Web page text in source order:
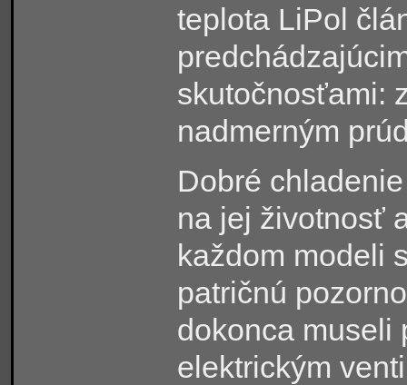
teplota LiPol
skutočnosťami:
nadmerným
Dobré
na jej životnosť
každom modeli
patričnú
dokonca
elektrickým